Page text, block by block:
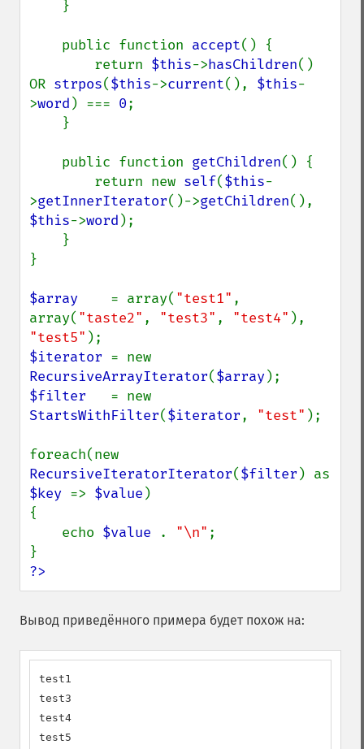
    public function
accept() {
        return
$this->hasChildren()
OR strpos($this->current(), $this-
>word ) === 0;
    public function
getChildren() {
        return new
self($this-
>getInnerIterator()->getChildren
$this->word );
}
$array = array( "test1" ,
array( "taste2" , "test3" , "test4"
"test5"
$iterator
RecursiveArrayIterator($array
$filter
StartsWithFilter($iterator, "test" );
RecursiveIteratorIterator($filter
$key => $value )
{
    echo
$value . "\n" ;
?>
Вывод приведённого примера будет похож на:
test1
test3
test4
test5